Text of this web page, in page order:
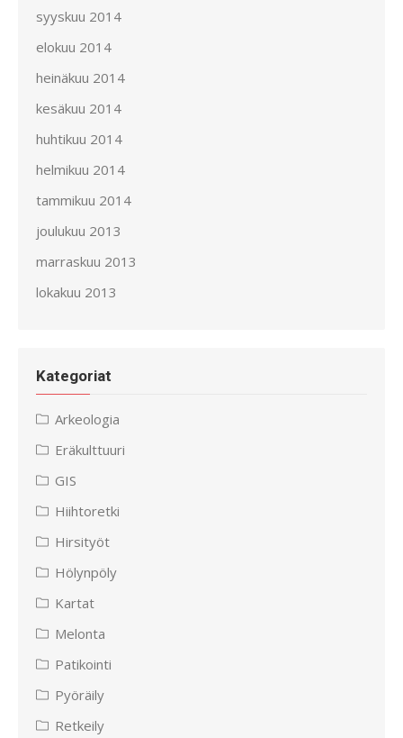
syyskuu 2014
elokuu 2014
heinäkuu 2014
kesäkuu 2014
huhtikuu 2014
helmikuu 2014
tammikuu 2014
joulukuu 2013
marraskuu 2013
lokakuu 2013
Kategoriat
Arkeologia
Eräkulttuuri
GIS
Hiihtoretki
Hirsityöt
Hölynpöly
Kartat
Melonta
Patikointi
Pyöräily
Retkeily